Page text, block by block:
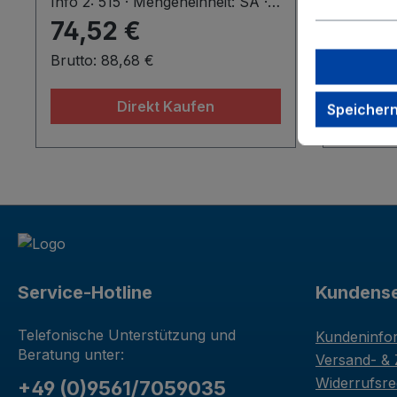
Montage/Demontage durch
Fachpersonal erforderlich!:
74,52 €
Brutto: 88,68 €
Direkt Kaufen
Service-Hotline
Telefonische Unterstützung und
Beratung unter:
+49 (0)9561/7059035
Versand- &
Speichern